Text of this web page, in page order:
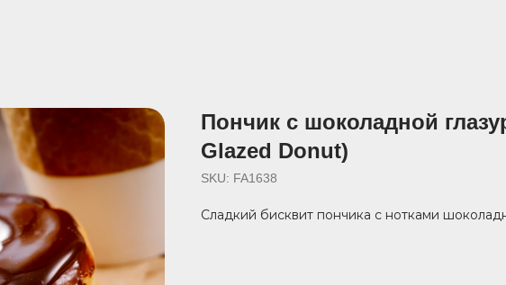
Пончик с шоколадной
Glazed Donut)
SKU: FA1638
Сладкий бисквит пончика с нотками